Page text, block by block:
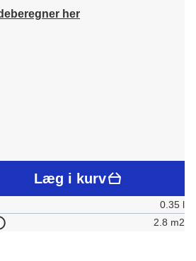
her
Læg i kurv
0.35 l
2.8 m2